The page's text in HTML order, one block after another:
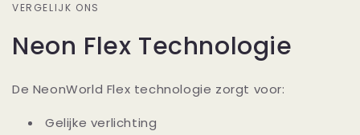
VERGELIJK ONS
Neon Flex Technologie
De NeonWorld Flex technologie zorgt voor:
Gelijke verlichting